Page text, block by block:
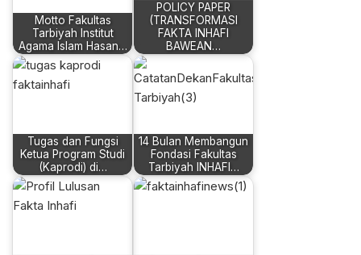
Motto Fakultas
Tarbiyah Institut
Agama Islam Hasan…
POLICY PAPER
(TRANSFORMASI
FAKTA INHAFI
BAWEAN…
Tugas dan Fungsi
Ketua Program Studi
(Kaprodi) di…
14 Bulan Membangun
Fondasi Fakultas
Tarbiyah INHAFI…